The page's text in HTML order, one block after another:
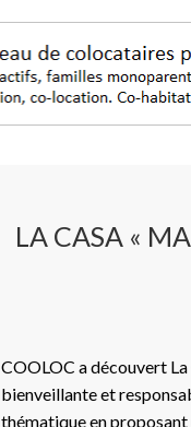
LA CASA «
COOLOC a découvert
bienveillante et
thématique en